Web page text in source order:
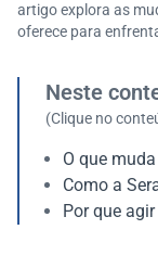
artigo explora as
oferece para
Neste
(Clique no
O que
Como a
Por que